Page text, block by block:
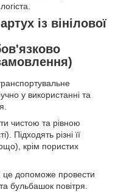
із вінілової
у використанні та
чистою та рівною
Підходять різні її
крім пористих
це допоможе провести
бульбашок повітря.